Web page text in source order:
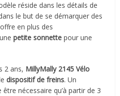
réside dans les détails de
le but de se démarquer des
en plus des
petite sonnette pour une
2 ans, MillyMally 2145 Vélo
dispositif de freins. Un
nécessaire qu’à partir de 3